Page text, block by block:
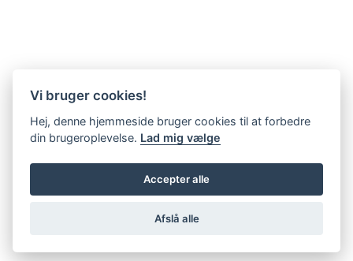
Vi bruger cookies!
Hej, denne hjemmeside bruger cookies til at forbedre
din brugeroplevelse. Lad mig vælge
Accepter alle
Afslå alle